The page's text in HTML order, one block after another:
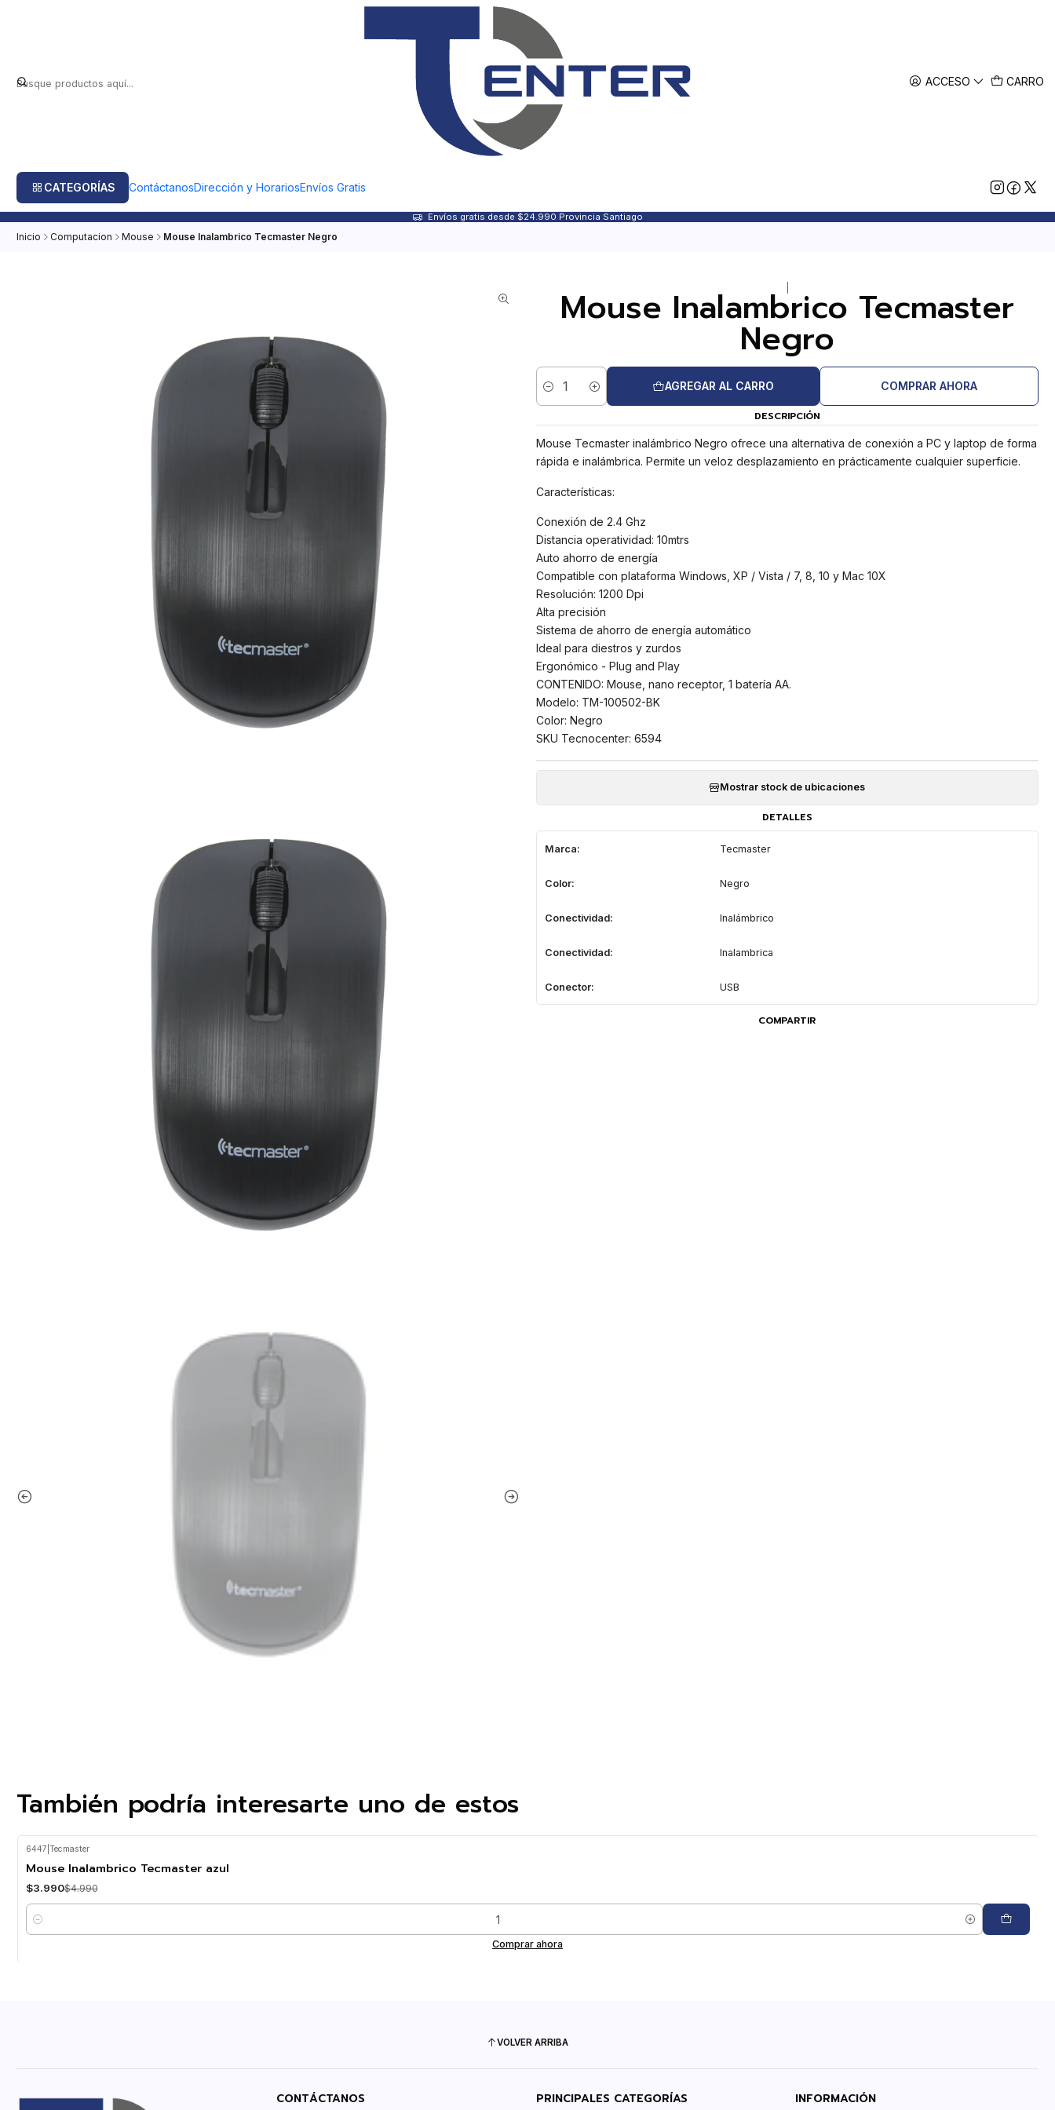
ACCESO CARRO
CATEGORÍAS ContáctanosDirección y HorariosEnvíos Gratis
Envíos gratis desde $24.990 Provincia Santiago
Inicio Computacion Mouse Mouse Inalambrico Tecmaster Negro
Mouse Inalambrico Tecmaster
Negro
Cantidad
AGREGAR AL CARRO COMPRAR AHORA
DESCRIPCIÓN
Mouse Tecmaster inalámbrico Negro ofrece una alternativa de conexión a PC y laptop de forma
rápida e inalámbrica. Permite un veloz desplazamiento en prácticamente cualquier superficie.
Características:
Conexión de 2.4 Ghz
Distancia operatividad: 10mtrs
Auto ahorro de energía
Compatible con plataforma Windows, XP / Vista / 7, 8, 10 y Mac 10X
Resolución: 1200 Dpi
Alta precisión
Sistema de ahorro de energía automático
Ideal para diestros y zurdos
Ergonómico - Plug and Play
CONTENIDO: Mouse, nano receptor, 1 batería AA.
Modelo: TM-100502-BK
Color: Negro
SKU Tecnocenter: 6594
Mostrar stock de ubicaciones
DETALLES
Marca: Tecmaster
Color: Negro
Conectividad: Inalámbrico
Conectividad: Inalambrica
Conector: USB
COMPARTIR
También podría interesarte uno de estos
OFF
6447 Tecmaster
Mouse Inalambrico Tecmaster azul
$3.990$4.990
Cantidad
Comprar ahora
VOLVER ARRIBA
CONTÁCTANOS PRINCIPALES CATEGORÍAS INFORMACIÓN